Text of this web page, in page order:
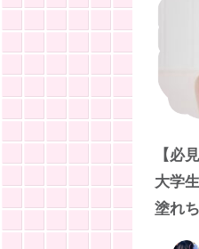
【必
大学
塗れ